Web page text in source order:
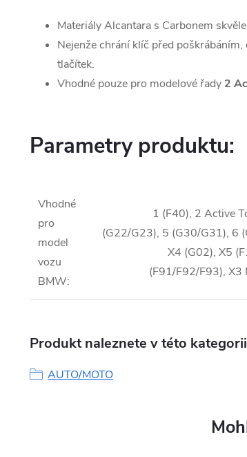
Materiály Alcantara s Carbonem
Nejenže chrání klíč před
tlačítek.
Vhodné pouze pro modelové řady 2
Parametry produktu:
Vhodné
pro
model
vozu
BMW:
1 (F40), 2 Active
(G22/G23), 5 (G30/G31), 6
X4 (G02), X5
(F91/F92/F93), X3
Produkt naleznete v této kategorii
AUTO/MOTO